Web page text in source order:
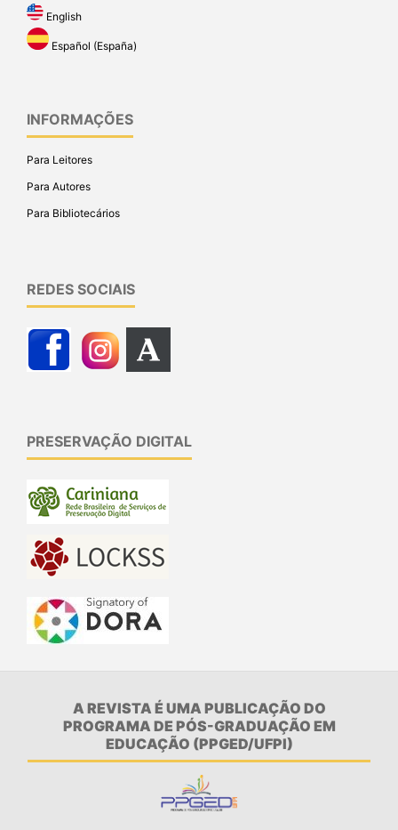
English
Español (España)
INFORMAÇÕES
Para Leitores
Para Autores
Para Bibliotecários
REDES SOCIAIS
PRESERVAÇÃO DIGITAL
A REVISTA É UMA PUBLICAÇÃO DO
PROGRAMA DE PÓS-GRADUAÇÃO EM
EDUCAÇÃO (PPGED/UFPI)